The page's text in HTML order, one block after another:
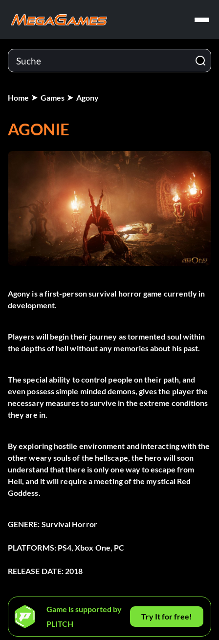
Home Games Agony
AGONIE
Agony is a first-person survival horror game currently in
development.
Players will begin their journey as tormented soul within
the depths of hell without any memories about his past.
The special ability to control people on their path, and
even possess simple minded demons, gives the player the
necessary measures to survive in the extreme conditions
they are in.
By exploring hostile environment and interacting with the
other weary souls of the hellscape, the hero will soon
understand that there is only one way to escape from
Hell, and it will require a meeting of the mystical Red
Goddess.
GENERE: Survival Horror
PLATFORMS: PS4, Xbox One, PC
RELEASE DATE: 2018
Game is supported by
PLITCH
Try It for free!